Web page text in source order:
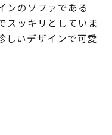
ンのソファである
スッキリとしていま
しいデザインで可愛